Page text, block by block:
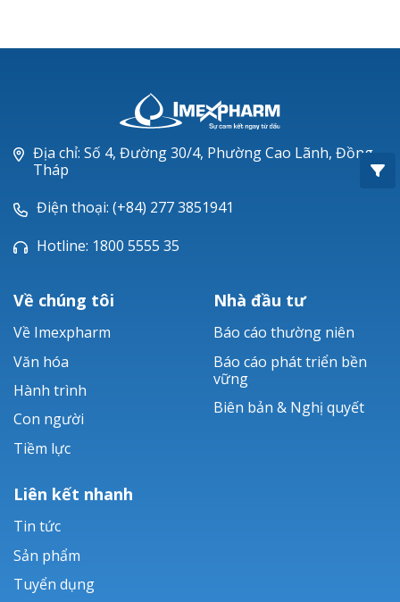
Piperacillin
Ticarlinat®
Zobacta®
Bacsulfo®
Địa chỉ: Số 4, Đường 30/4, Phường Cao Lãnh, Đồng
Tháp
Điện thoại: (+84) 277 3851941
Hotline: 1800 5555 35
Về chúng tôi
Về Imexpharm
Văn hóa
Hành trình
Con người
Tiềm lực
Nhà đầu tư
Báo cáo thường niên
Báo cáo phát triển bền
vững
Biên bản & Nghị quyết
Liên kết nhanh
Tin tức
Sản phẩm
Tuyển dụng